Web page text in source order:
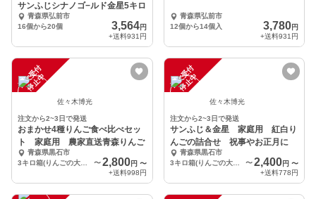
サンふじシナノゴ−ルド金星5キロ
青森県弘前市
16個から20個
3,564円
+送料931円
青森県弘前市
12個から14個入
3,780円
+送料931円
注
文
受
付
停
止
中
佐々木博光
注文から2~3日で発送
おまかせ4種りんご食べ比べセッ
ト 家庭用 農家直送青森りんご
青森県黒石市
〜 2,800円 〜
+送料998円
注
文
受
付
停
止
中
佐々木博光
注文から2~3日で発送
サンふじ＆金星 家庭用 紅白り
んごの詰合せ 祝事やお正月に
青森県黒石市
3キロ箱(りんごの大きさによりますが、８～12個入り)
〜2,400円 〜
+送料778円